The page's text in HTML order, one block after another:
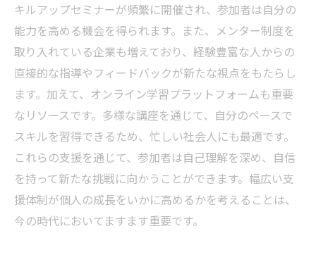
キルアップセミナーが頻繁に開催され、参加者は自分の
能力を高める機会を得られます。また、メンター制度を
取り入れている企業も増えており、経験豊富な人からの
直接的な指導やフィードバックが新たな視点をもたらし
ます。加えて、オンライン学習プラットフォームも重要
なリソースです。多様な講座を通じて、自分のペースで
スキルを習得できるため、忙しい社会人にも最適です。
これらの支援を通じて、参加者は自己理解を深め、自信
を持って新たな挑戦に向かうことができます。幅広い支
援体制が個人の成長をいかに高めるかを考えることは、
今の時代においてますます重要です。